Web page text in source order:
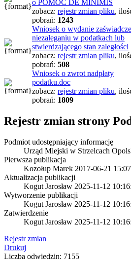
o POMOC DE MINIMIS
zobacz: rejestr zmian pliku,
pobrań: 1243
Wniosek o wydanie
niezaleganiu w podatkach lub
stwierdzającego stan zaległości
zobacz: rejestr zmian pliku,
pobrań: 508
Wniosek o zwrot nadpłaty
podatku.doc
zobacz: rejestr zmian pliku,
pobrań: 1809
Rejestr zmian strony
Podmiot udostępniający informację
Urząd Miejski w Strzelcach
Pierwsza publikacja
Kozołup Marek 2017-06-21
Aktualizacja publikacji
Kogut Jarosław 2025-11-12
Wytworzenie publikacji
Kogut Jarosław 2025-11-12
Zatwierdzenie
Kogut Jarosław 2025-11-12
Rejestr zmian
Drukuj
Liczba odwiedzin: 7155